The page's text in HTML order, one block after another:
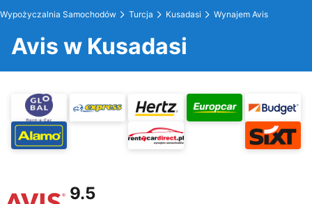
Wypożyczalnia Samochodów Turcja Kusadasi Wynajem Avis
Avis w Kusadasi
9.5